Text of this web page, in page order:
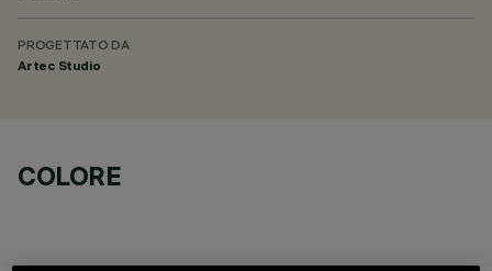
PROGETTATO DA
Artec Studio
COLORE